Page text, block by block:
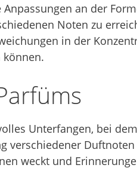
an der
Noten zu
in der
können.
Unterfangen, bei
verschiedener Duftnoten
weckt und